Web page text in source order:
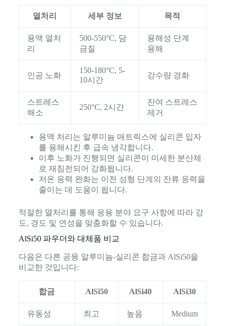
열처리 세부 정보 목적
용액 열처
리
500-550°C, 담
금질
용해성 단계
용해
인공 노화
150-180°C, 5-
10시간
강수량 경화
스트레스
해소
250°C, 2시간
잔여 스트레스
제거
용액 처리는 알루미늄 매트릭스에 실리콘 입자
를 용해시킨 후 급속 냉각합니다.
이후 노화가 진행되면 실리콘이 미세한 분산체
로 재침전되어 강화됩니다.
저온 응력 완화는 이전 성형 단계의 잔류 응력을
줄이는 데 도움이 됩니다.
적절한 열처리를 통해 응용 분야 요구 사항에 따라 강
도, 경도 및 연성을 맞춤화할 수 있습니다.
AlSi50 파우더와 대체품 비교
다음은 다른 공융 알루미늄-실리콘 합금과 AlSi50을
비교한 것입니다:
합금 AlSi50 AlSi40 AlSi30
유동성 최고 높음 Medium